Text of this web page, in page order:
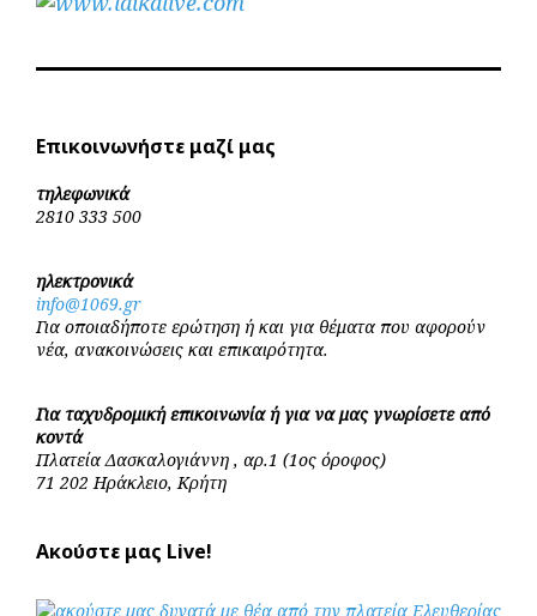
Επικοινωνήστε μαζί μας
τηλεφωνικά
2810 333 500
ηλεκτρονικά
info@1069.gr
Για οποιαδήποτε ερώτηση ή και για θέματα που αφορούν
νέα, ανακοινώσεις και επικαιρότητα.
Για ταχυδρομική επικοινωνία ή για να μας γνωρίσετε από
κοντά
Πλατεία Δασκαλογιάννη , αρ.1 (1ος όροφος)
71 202 Ηράκλειο, Κρήτη
Ακούστε μας Live!